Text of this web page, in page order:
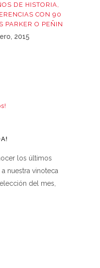
DE HISTORIA,
CON 90
PARKER O PEÑIN
2015
los últimos
nuestra vinoteca
del mes,